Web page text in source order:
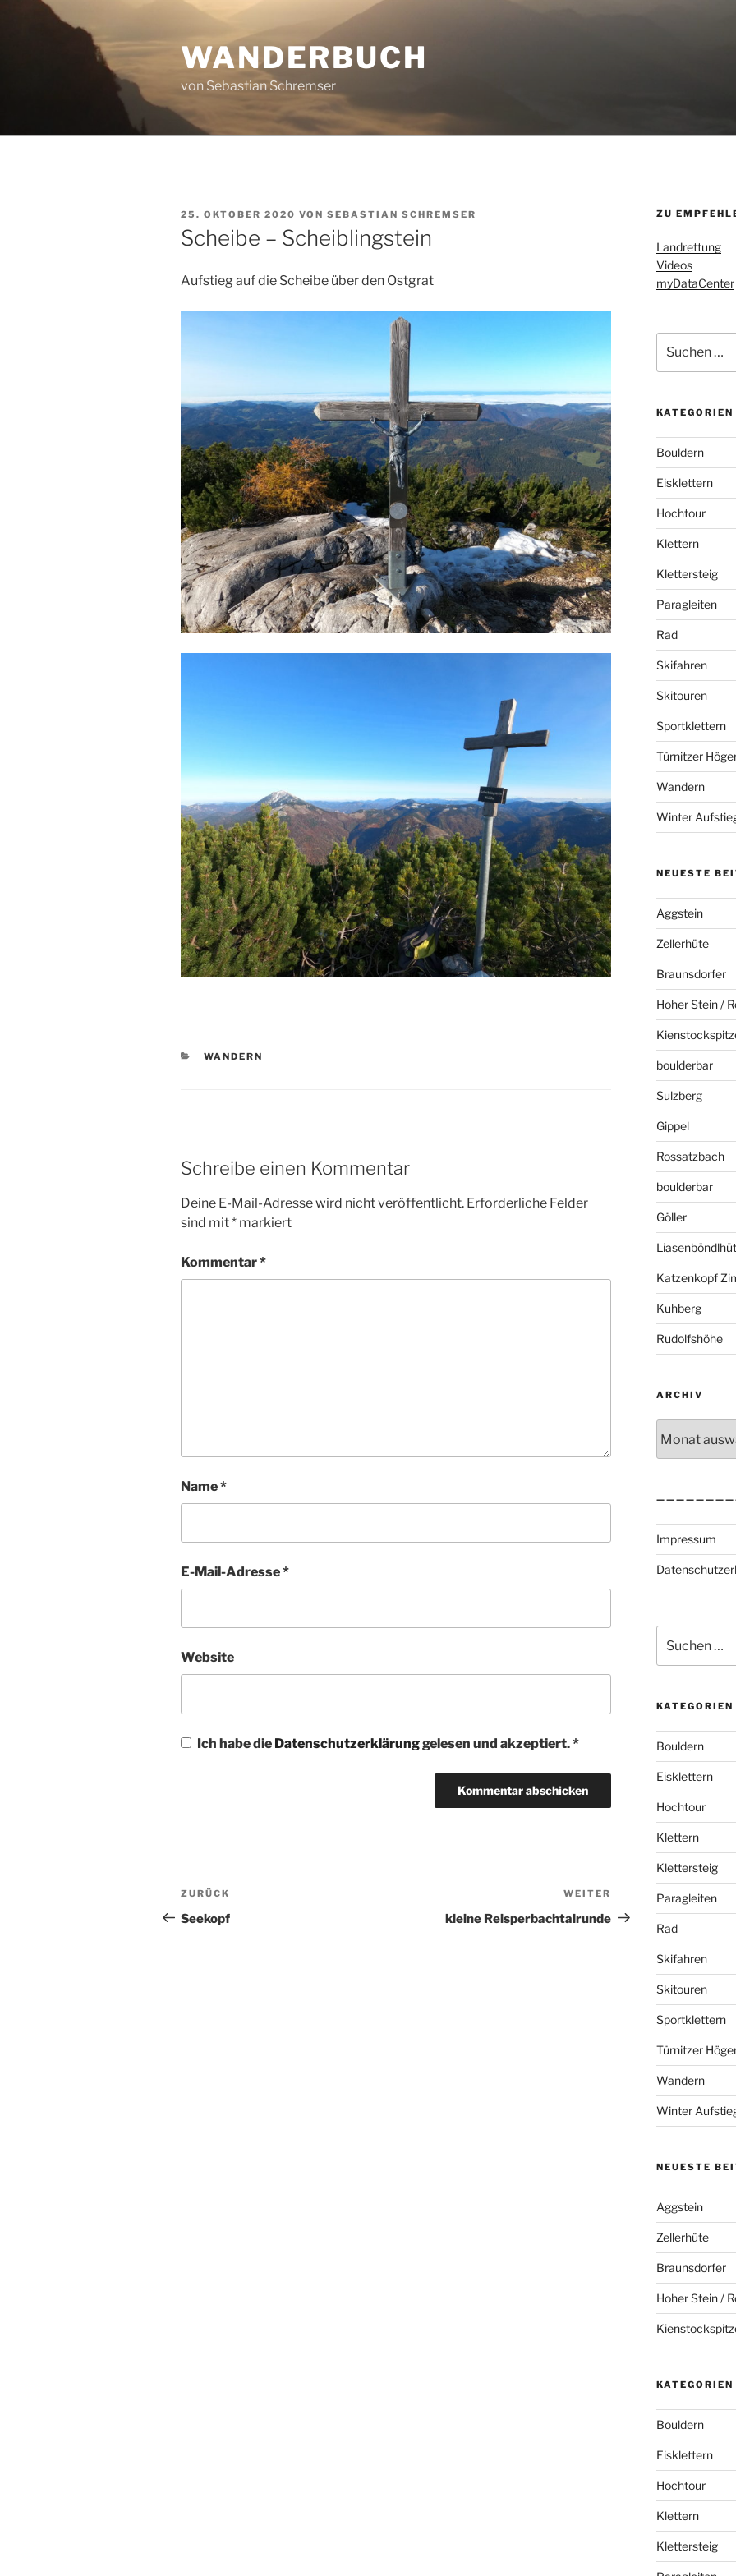
WANDERBUCH
von Sebastian Schremser
VERÖFFENTLICHT
AM
25. OKTOBER 2020 VON SEBASTIAN SCHREMSER
Scheibe – Scheiblingstein
Aufstieg auf die Scheibe über den Ostgrat
KATEGORIEN
WANDERN
Schreibe einen Kommentar
Deine E-Mail-Adresse wird nicht veröffentlicht. Erforderliche Felder
sind mit* markiert
Kommentar*
Name*
E-Mail-Adresse*
Website
Ich habe die Datenschutzerklärunggelesen und akzeptiert.*
Beitragsnavigation
Vorheriger
Beitrag
ZURÜCK
Seekopf
Nächster
Beitrag
WEITER
kleine Reisperbachtalrunde
ZU
Landrettung
Videos
myDataCenter
nach:
KATEGORIEN
Bouldern
Eisklettern
Hochtour
Klettern
Klettersteig
Paragleiten
Rad
Skifahren
Skitouren
Sportklettern
Türnitzer
Wandern
Winter
NEUESTE
Aggstein
Zellerhüte
Braunsdorfer
Hoher Stein /
boulderbar
Sulzberg
Gippel
Rossatzbach
boulderbar
Göller
Katzenkopf
Kuhberg
Rudolfshöhe
ARCHIV
Impressum
nach:
KATEGORIEN
Bouldern
Eisklettern
Hochtour
Klettern
Klettersteig
Paragleiten
Rad
Skifahren
Skitouren
Sportklettern
Türnitzer
Wandern
Winter
NEUESTE
Aggstein
Zellerhüte
Braunsdorfer
Hoher Stein /
KATEGORIEN
Bouldern
Eisklettern
Hochtour
Klettern
Klettersteig